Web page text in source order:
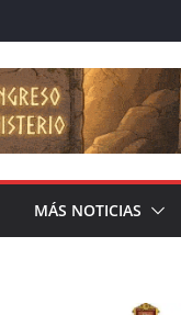
MÁS NOTICIAS